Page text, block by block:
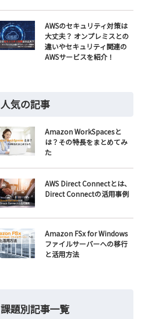
AWSのセキュリティ対策は
大丈夫？ オンプレミスとの
違いやセキュリティ関連の
AWSサービスを紹介！
人気の記事
Amazon WorkSpacesと
は？その特長をまとめてみ
た
AWS Direct Connectとは、
Direct Connectの活用事例
Amazon FSx for Windows
ファイルサーバーへの移行
と活用方法
課題別記事一覧